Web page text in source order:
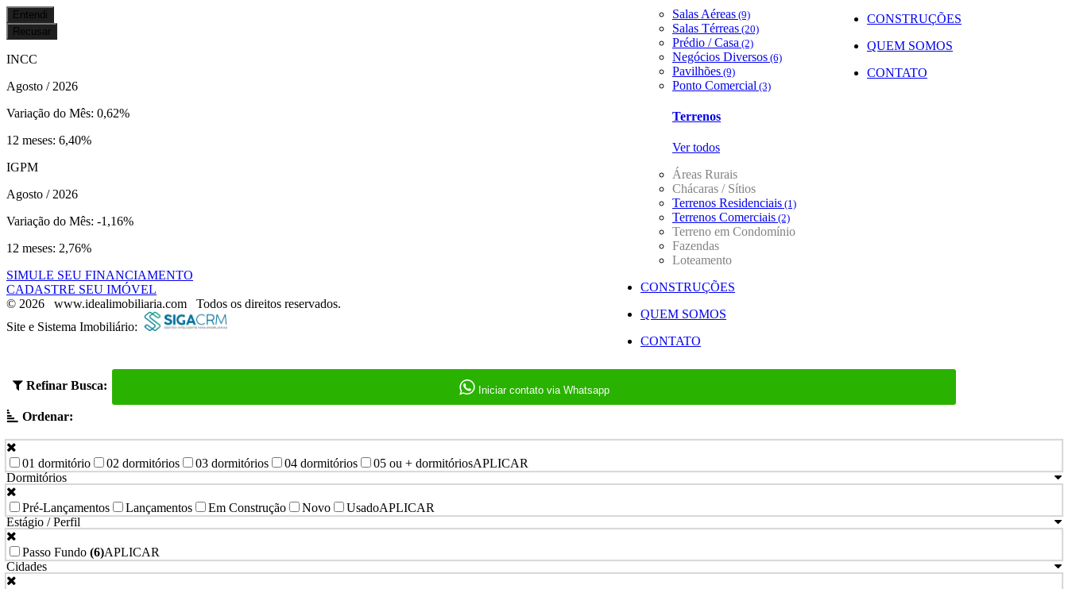
CONSTRUÇÕES
QUEM SOMOS
CONTATO
Salas Aéreas (9)
Salas Térreas (20)
Prédio / Casa (2)
Negócios Diversos (6)
Pavilhões (9)
Ponto Comercial (3)
Terrenos
Ver todos
Áreas Rurais
Chácaras / Sítios
Terrenos Residenciais (1)
Terrenos Comerciais (2)
Terreno em Condomínio
Fazendas
Loteamento
CONSTRUÇÕES
QUEM SOMOS
CONTATO
Iniciar contato via Whatsapp
Refinar Busca:
Ordenar:
01 dormitório 02 dormitórios 03 dormitórios 04 dormitórios 05 ou + dormitóriosAPLICAR
Dormitórios
Pré-Lançamentos Lançamentos Em Construção Novo UsadoAPLICAR
Estágio / Perfil
Passo Fundo (6)APLICAR
Cidades
Entendi
Recusar
INCC
Agosto / 2026
Variação do Mês: 0,62%
12 meses: 6,40%
IGPM
Agosto / 2026
Variação do Mês: -1,16%
12 meses: 2,76%
SIMULE SEU FINANCIAMENTO
CADASTRE SEU IMÓVEL
© 2026 www.idealimobiliaria.com Todos os direitos reservados.
Site e Sistema Imobiliário: